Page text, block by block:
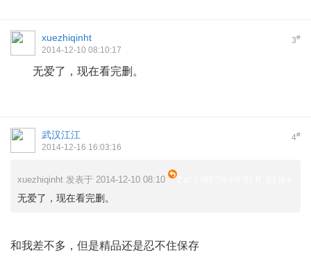
3#
xuezhiqinht
2014-12-10 08:10:17
无爱了，现在看完删。
4#
武汉江江
2014-12-16 16:03:16
xuezhiqinht 发表于 2014-12-10 08:10
无爱了，现在看完删。
和我差不多，但是精品还是忍不住保存